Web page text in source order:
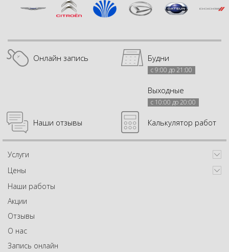
Онлайн запись Будни
с 9:00 до 21:00
Выходные
с 10:00 до 20:00
Наши отзывы Калькулятор работ
Услуги
Цены
Наши работы
Акции
Отзывы
О нас
Запись онлайн